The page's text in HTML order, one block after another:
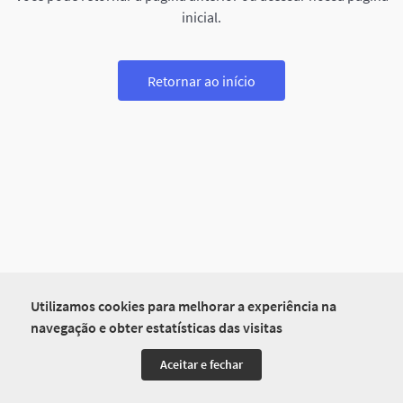
Utilizamos cookies para melhorar a experiência na
navegação e obter estatísticas das visitas
Aceitar e fechar
inicial.
Retornar ao início